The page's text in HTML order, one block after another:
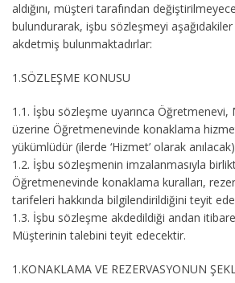
aldığını, müşteri tarafından
bulundurarak, işbu sözleşmeyi
akdetmiş bulunmaktadırlar:
1.SÖZLEŞME KONUSU
1.1. İşbu sözleşme uyarınca Öğretmenevi,
üzerine Öğretmenevinde konaklama
yükümlüdür (ilerde ‘Hizmet’ olarak
1.2. İşbu sözleşmenin imzalanmasıyla
Öğretmenevinde konaklama kuralları,
tarifeleri hakkında bilgilendirildiğini teyit
1.3. İşbu sözleşme akdedildiği andan
Müşterinin talebini teyit edecektir.
1.KONAKLAMA VE REZERVASYONUN